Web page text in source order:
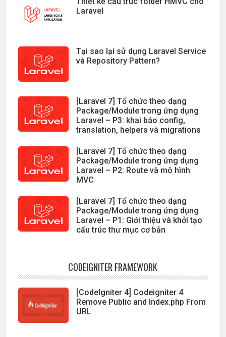
Laravel
Tại sao lại sử dụng Laravel Service
và Repository Pattern?
[Laravel 7] Tổ chức theo dạng
Package/Module trong ứng dụng
Laravel – P3: khai báo config,
translation, helpers và migrations
[Laravel 7] Tổ chức theo dạng
Package/Module trong ứng dụng
Laravel – P2: Route và mô hình
MVC
[Laravel 7] Tổ chức theo dạng
Package/Module trong ứng dụng
Laravel – P1: Giới thiệu và khởi tạo
cấu trúc thư mục cơ bản
CODEIGNITER FRAMEWORK
[CodeIgniter 4] Codeigniter 4
Remove Public and Index.php From
URL